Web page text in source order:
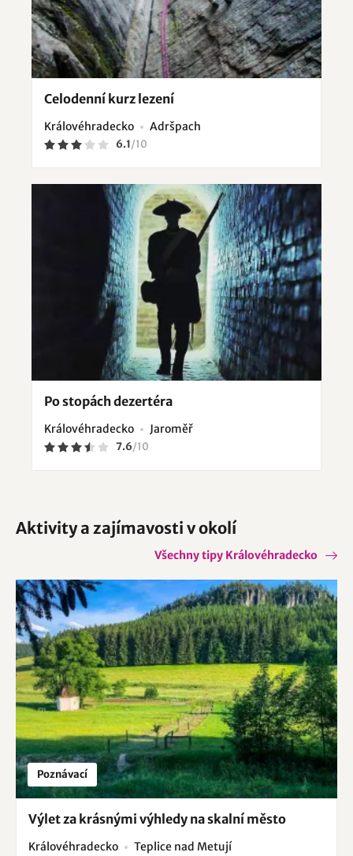
Celodenní kurz lezení
Královéhradecko Adršpach
6.1/10
Po stopách dezertéra
Královéhradecko Jaroměř
7.6/10
Aktivity a zajímavosti v okolí
Všechny tipy Královéhradecko
Poznávací
Výlet za krásnými výhledy na skalní město
Královéhradecko Teplice nad Metují